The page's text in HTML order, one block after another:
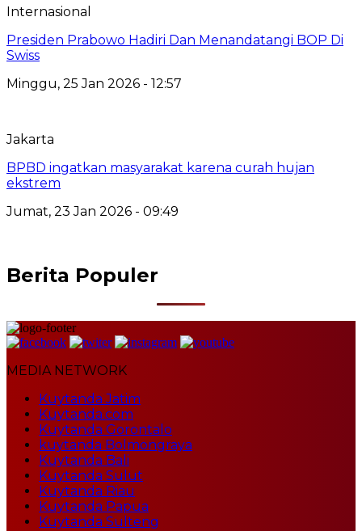
Internasional
Presiden Prabowo Hadiri Dan Menandatangi BOP Di
Swiss
Minggu, 25 Jan 2026 - 12:57
Jakarta
BPBD ingatkan masyarakat karena curah hujan
ekstrem
Jumat, 23 Jan 2026 - 09:49
Berita Populer
MEDIA NETWORK
Kuytanda Jatim
Kuytanda.com
Kuytanda Gorontalo
kuytanda Bolmongraya
Kuytanda Bali
Kuytanda Sulut
Kuytanda Riau
Kuytanda Papua
Kuytanda Sulteng